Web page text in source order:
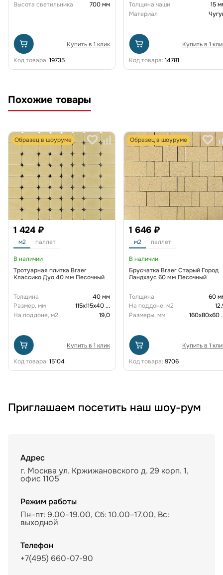
Высота светильника
700 мм
Купить в 1 клик
Код товара: 19735
Толщина чаши
15
Материал
Купить в 1
Код товара: 14781
Похожие товары
Образец в шоуруме
1 424 ₽
м2 паллет
В наличии
Тротуарная плитка Braer
Классико Дуо 40 мм Песочный
Толщина
40 мм
Размер, мм
115х115х40...
На поддоне, м2
19,0
Купить в 1 клик
Код товара: 15104
Образец в шоуруме
1 646 ₽
м2 паллет
В наличии
Брусчатка Braer Старый Город
Ландхаус 60 мм Песочный
Толщина
60
На поддоне, м2
Размеры, мм
160х80х60
Купить в 1
Код товара: 9706
Приглашаем посетить наш шоу-рум
Адрес
г. Москва ул. Кржижановского д. 29 корп. 1,
офис 1105
Режим работы
Пн–пт: 9.00–19.00, Сб: 10.00–17.00, Вс:
выходной
Телефон
+7(495) 660-07-90